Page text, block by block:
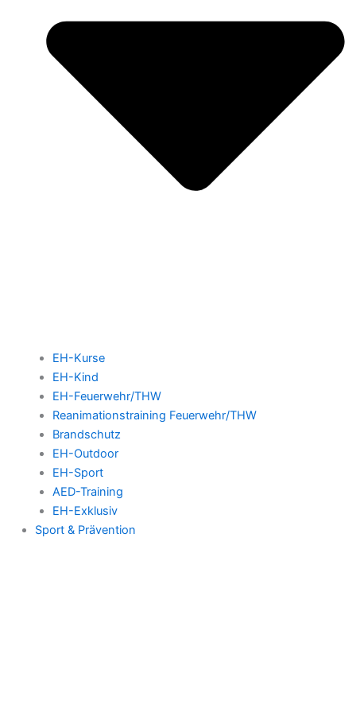
EH-Kurse
EH-Kind
EH-Feuerwehr/THW
Reanimationstraining Feuerwehr/THW
Brandschutz
EH-Outdoor
EH-Sport
AED-Training
EH-Exklusiv
Sport & Prävention